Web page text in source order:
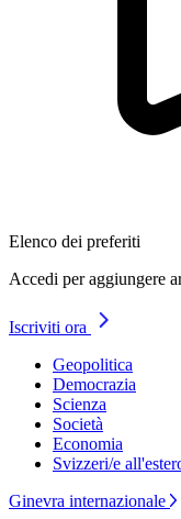
Elenco dei preferiti
Accedi per aggiungere
Iscriviti ora
Geopolitica
Democrazia
Scienza
Società
Economia
Svizzeri/e
Ginevra internazionale